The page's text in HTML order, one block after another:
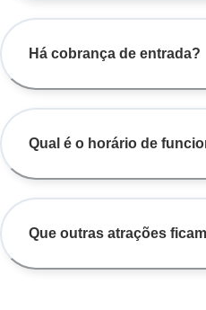
Há cobrança de entrada?
Qual é o horário de
Que outras atrações